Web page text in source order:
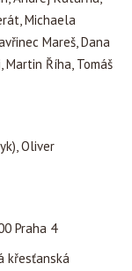
Michaela
Mareš, Dana
Martin Říha, Tomáš
Oliver
Praha 4
křesťanská